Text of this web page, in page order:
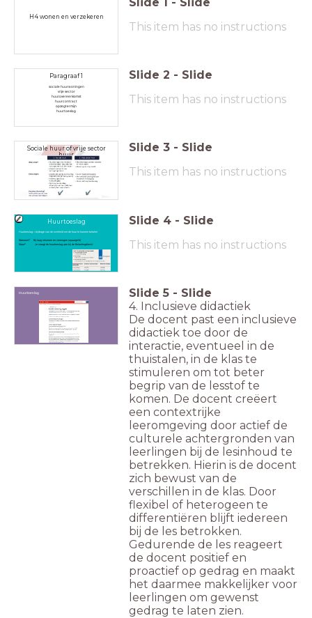
H4 wonen en verzekeren
This item has no instructions
Paragraaf 1
sociale huurwoningen
vrije sector
huurovereenkomst
huurcontract
opzegtermijn
huurtoeslag
Slide 2 - Slide
This item has no instructions
Sociale huur of vrije sector
huur
Slide 3 - Slide
This item has no instructions
Huurtoeslag
Huurtoeslag = bijdrage van de overheid om de huur te kunnen betalen
Wanneer? Bij laag inkomen en vermogen (spaargeld)
Waar? Je vraagt de huurtoeslag aan bij de Belastingdienst
Slide 4 - Slide
This item has no instructions
Huurtoeslag Slide 5 - Slide
4. Inclusieve didactiek
De docent past een inclusieve
didactiek toe door de
interactie, eventueel in de
thuistalen, in de klas te
stimuleren om tot beter
begrip van de lesstof te
komen. De docent creëert
een contextrijke
leeromgeving door actief de
culturele achtergronden van
leerlingen bij de lesinhoud te
betrekken. Hierin is de docent
zich bewust van de
verschillen in de klas. Door
flexibel of heterogeen te
differentiëren blijft iedereen
bij de les betrokken.
Gedurende de les reageert
de docent positief en
proactief op gedrag en maakt
het daarmee makkelijker voor
leerlingen om gewenst
gedrag te laten zien.